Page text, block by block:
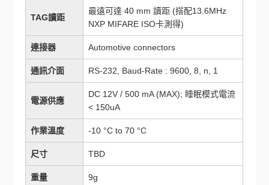
TAG讀距
最遠可達 40 mm 讀距 (搭配13.6MHz
NXP MIFARE ISO卡測得)
連接器 Automotive connectors
通訊介面 RS-232, Baud-Rate : 9600, 8, n, 1
電源供應
DC 12V / 500 mA (MAX); 睡眠模式電流
< 150uA
作業溫度 -10 °C to 70 °C
尺寸 TBD
重量 9g